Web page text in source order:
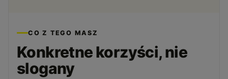
CO Z TEGO MASZ
Konkretne korzyści, nie
slogany